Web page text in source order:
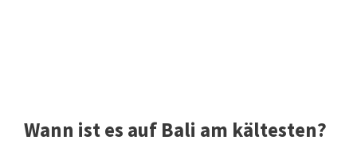
Wann ist es auf Bali am kältesten?